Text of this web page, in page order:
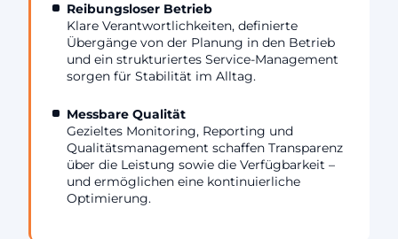
Reibungsloser Betrieb
Klare Verantwortlichkeiten, definierte
Übergänge von der Planung in den Betrieb
und ein strukturiertes Service-Management
sorgen für Stabilität im Alltag.
Messbare Qualität
Gezieltes Monitoring, Reporting und
Qualitätsmanagement schaffen Transparenz
über die Leistung sowie die Verfügbarkeit –
und ermöglichen eine kontinuierliche
Optimierung.